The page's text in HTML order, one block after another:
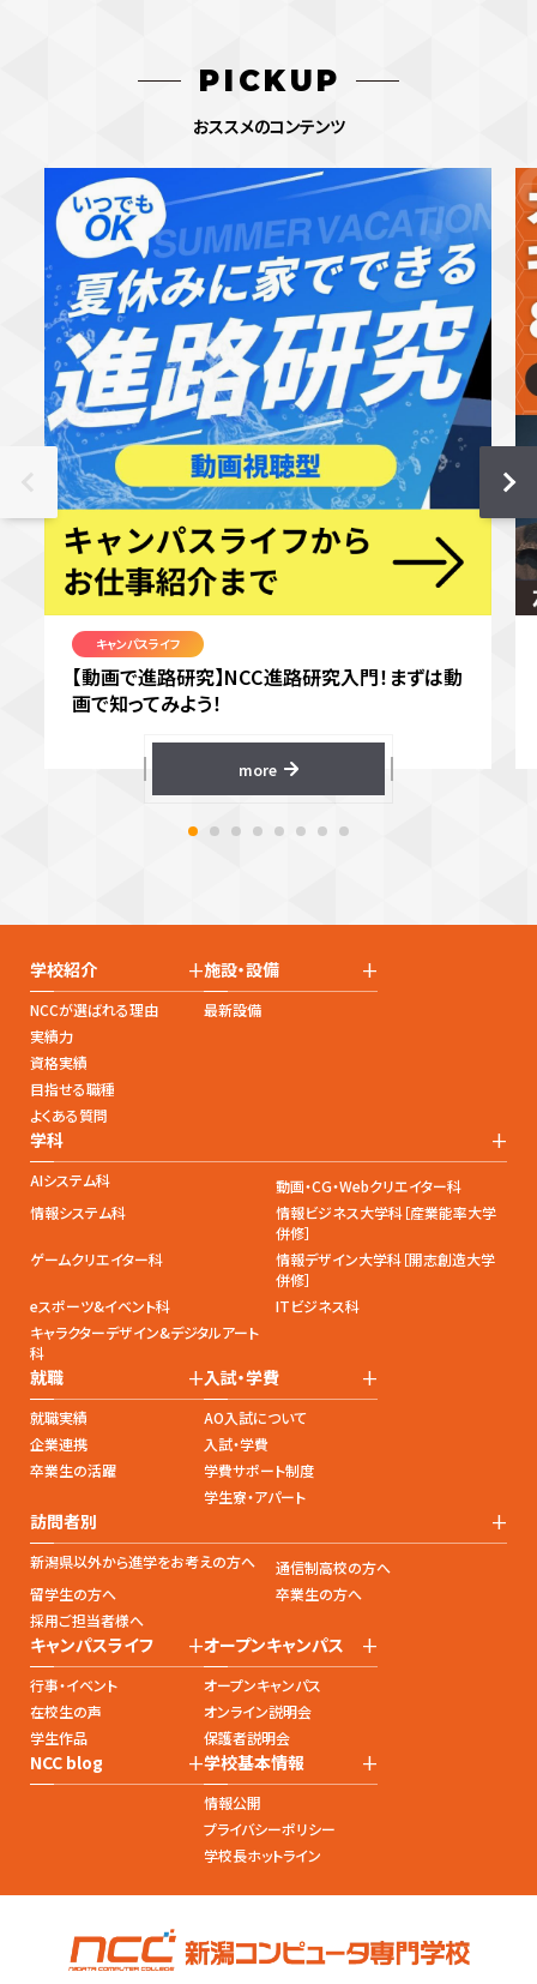
PICKUP
おススメのコンテンツ
キャンパスライフ
【動画で進路研究】NCC進路研究入門！まずは動
画で知ってみよう！
more
学校紹介 +
NCCが選ばれる理由
実績力
資格実績
目指せる職種
よくある質問
施設・設備 +
最新設備
学科 +
AIシステム科
動画・CG・Webクリエイター科
情報システム科
情報ビジネス大学科［産業能率大学
併修］
ゲームクリエイター科
情報デザイン大学科［開志創造大学
併修］
eスポーツ&イベント科
ITビジネス科
キャラクターデザイン&デジタルアート
科
就職 +
就職実績
企業連携
卒業生の活躍
入試・学費 +
AO入試について
入試・学費
学費サポート制度
学生寮・アパート
訪問者別 +
新潟県以外から進学をお考えの方へ
通信制高校の方へ
留学生の方へ
卒業生の方へ
採用ご担当者様へ
キャンパスライフ +
行事・イベント
在校生の声
学生作品
オープンキャンパス +
オープンキャンパス
オンライン説明会
保護者説明会
NCC blog +学校基本情報 +
情報公開
プライバシーポリシー
学校長ホットライン